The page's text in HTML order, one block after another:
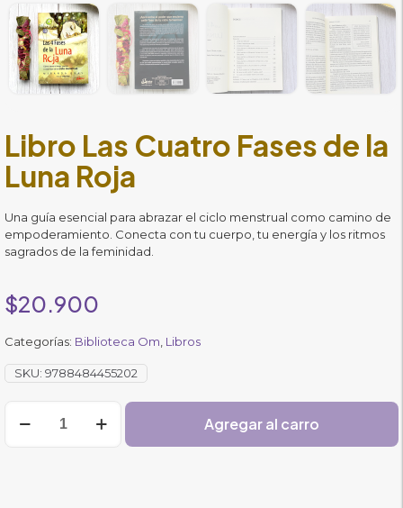
Libro Las Cuatro Fases de la
Luna Roja
Una guía esencial para abrazar el ciclo menstrual como camino de
empoderamiento. Conecta con tu cuerpo, tu energía y los ritmos
sagrados de la feminidad.
$20.900
Categorías: Biblioteca Om Libros
SKU: 9788484455202
Libro
Las
Agregar al carro